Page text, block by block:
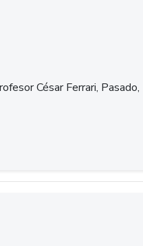
César Ferrari, Pasado,